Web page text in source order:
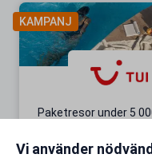
KAMPANJ
Paketresor under 5
Gäller även på redan
Vi använder